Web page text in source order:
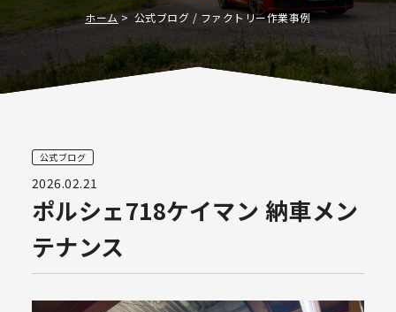
ホーム 公式ブログ / ファクトリー作業事例
公式ブログ
2026.02.21
ポルシェ718ケイマン 納車メン
テナンス